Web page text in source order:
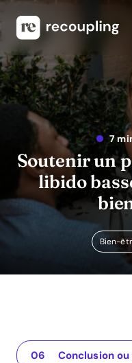
7
Soutenir un
libido
Bien-
Soutenir un partenaire avec
L'application
Comprendre
Pourquoi cela
Solutions ou
Conclusion